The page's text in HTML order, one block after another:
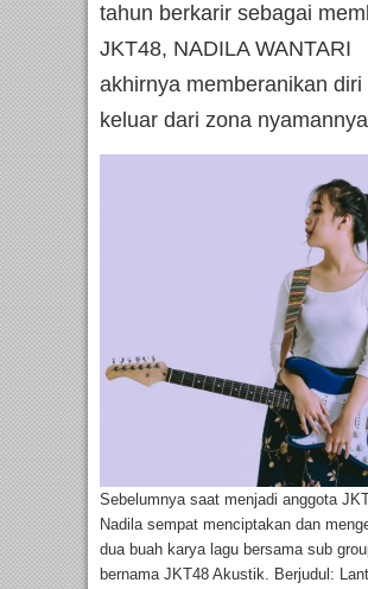
tahun berkarir sebagai
JKT48, NADILA WANTARI
akhirnya memberanikan diri
keluar dari zona
Sebelumnya saat menjadi anggota
Nadila sempat menciptakan dan
dua buah karya lagu bersama sub
bernama JKT48 Akustik. Berjudul: